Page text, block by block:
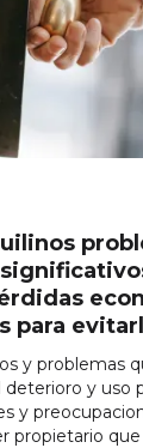
para
y problemas
y uso
y
propietario